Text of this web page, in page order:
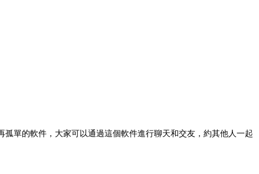
單的軟件，大家可以通過這個軟件進行聊天和交友，約其他人一起